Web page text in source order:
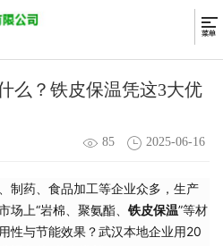
么？铁皮保温凭这3大优
85 2025-06-16
制药、食品加工等企业众多，生产
上“岩棉、聚氨酯、 铁皮保温”等材
性与节能效果？武汉本地企业用20